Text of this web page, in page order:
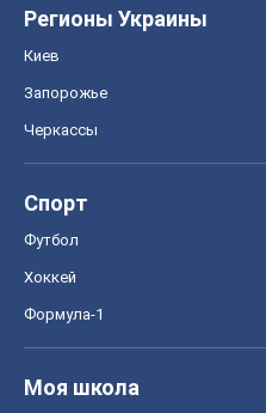
Регионы Украины
Киев
Запорожье
Черкассы
Спорт
Футбол
Хоккей
Формула-1
Моя школа